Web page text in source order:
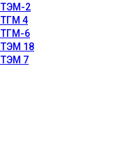
ТЭМ-2
ТГМ 4
ТГМ-6
ТЭМ 18
ТЭМ 7